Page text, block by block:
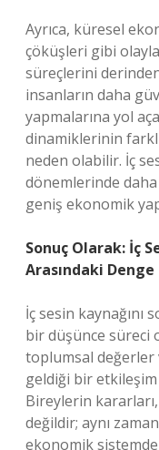
Ayrıca, küresel
çöküşleri gibi
süreçlerini
insanların daha
yapmalarına yol
dinamiklerinin
neden olabilir. İç
dönemlerinde
geniş ekonomik
Sonuç Olarak: İç
Arasındaki Denge
İç sesin kaynağını
bir düşünce süreci
toplumsal değerler
geldiği bir
Bireylerin kararları,
değildir; aynı
ekonomik